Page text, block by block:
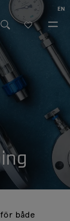
EN
både